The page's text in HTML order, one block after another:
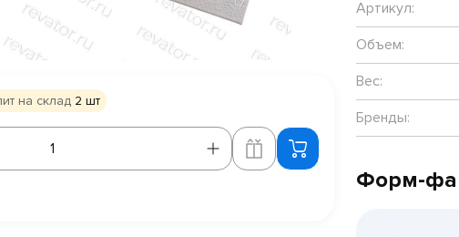
на склад 2 шт
Артикул:
Объем:
Вес:
Бренды:
Форм-